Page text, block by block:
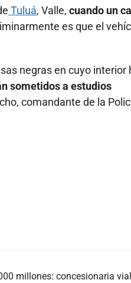
Tuluá, Valle, cuando un
es que el
negras en cuyo interior
sometidos a estudios
comandante de la
millones: concesionaria vial